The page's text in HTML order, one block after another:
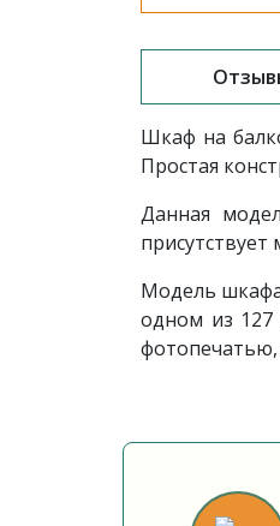
Шкаф на
Простая
Данная
присутствует
Модель
одном из
фотопечатью,